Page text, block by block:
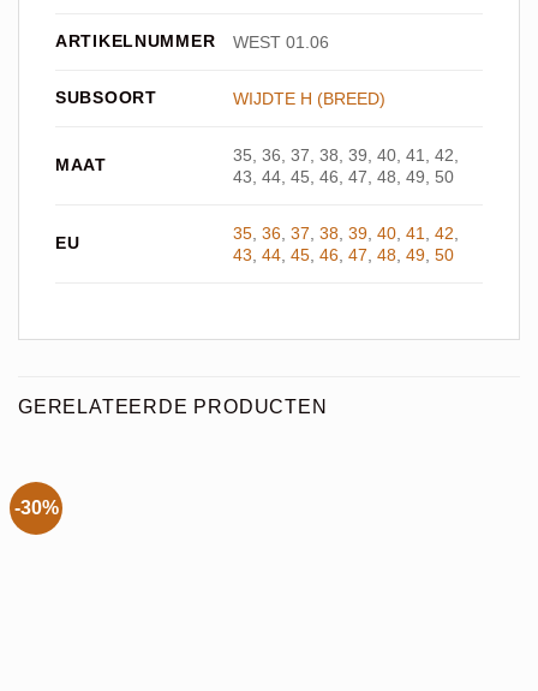
ARTIKELNUMMER WEST 01.06
SUBSOORT WIJDTE H (BREED)
MAAT
35, 36, 37, 38, 39, 40, 41, 42,
43, 44, 45, 46, 47, 48, 49, 50
EU 35 ,36 ,37 ,38 ,39 ,40 ,41 ,42
43 ,44 ,45 ,46 ,47 ,48 ,49 ,50
GERELATEERDE PRODUCTEN
-30%